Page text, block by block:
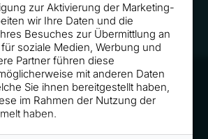
zur Aktivierung der Marketing-
wir Ihre Daten und die
Besuches zur Übermittlung an
soziale Medien, Werbung und
Partner führen diese
mit anderen Daten
Sie ihnen bereitgestellt haben,
im Rahmen der Nutzung der
haben.